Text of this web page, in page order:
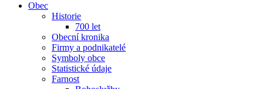
Obec
Historie
700 let
Obecní kronika
Firmy a podnikatelé
Symboly obce
Statistické údaje
Farnost